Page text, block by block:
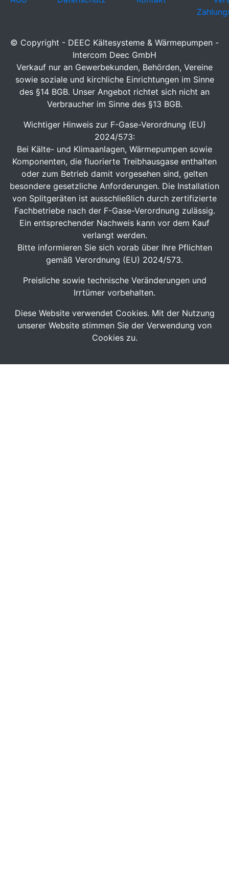
© Copyright - DEEC Kältesysteme & Wärmepumpen -
Intercom Deec GmbH
Verkauf nur an Gewerbekunden, Behörden, Vereine
sowie soziale und kirchliche Einrichtungen im Sinne
des §14 BGB. Unser Angebot richtet sich nicht an
Verbraucher im Sinne des §13 BGB.
Wichtiger Hinweis zur F-Gase-Verordnung (EU)
2024/573:
Bei Kälte- und Klimaanlagen, Wärmepumpen sowie
Komponenten, die fluorierte Treibhausgase enthalten
oder zum Betrieb damit vorgesehen sind, gelten
besondere gesetzliche Anforderungen. Die Installation
von Splitgeräten ist ausschließlich durch zertifizierte
Fachbetriebe nach der F-Gase-Verordnung zulässig.
Ein entsprechender Nachweis kann vor dem Kauf
verlangt werden.
Bitte informieren Sie sich vorab über Ihre Pflichten
gemäß Verordnung (EU) 2024/573.
Preisliche sowie technische Veränderungen und
Irrtümer vorbehalten.
Diese Website verwendet Cookies. Mit der Nutzung
unserer Website stimmen Sie der Verwendung von
Cookies zu.